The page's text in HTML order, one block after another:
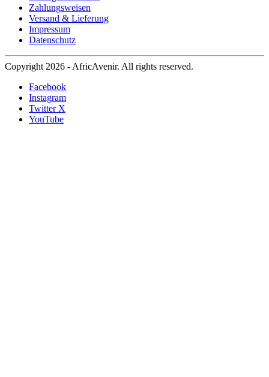
Zahlungsweisen
Versand & Lieferung
Impressum
Datenschutz
Copyright 2026 - AfricAvenir. All rights reserved.
Facebook
Instagram
Twitter X
YouTube